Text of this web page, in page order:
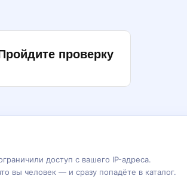
проверку
доступ с вашего IP-адреса.
вы человек — и сразу попадёте в каталог.